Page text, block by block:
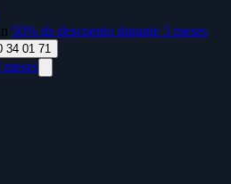
50% de descuento durante 3 meses
34 01 71